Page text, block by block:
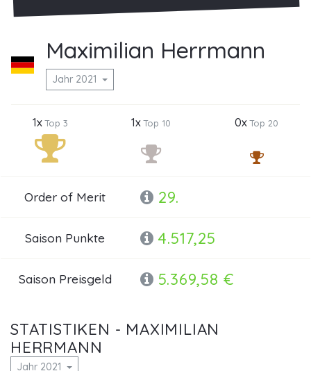
Maximilian Herrmann
Jahr 2021
1xTop 3 1xTop 10 0xTop 20
Order of Merit 29.
Saison Punkte 4.517,25
Saison Preisgeld 5.369,58 €
STATISTIKEN - MAXIMILIAN
HERRMANN
Jahr 2021